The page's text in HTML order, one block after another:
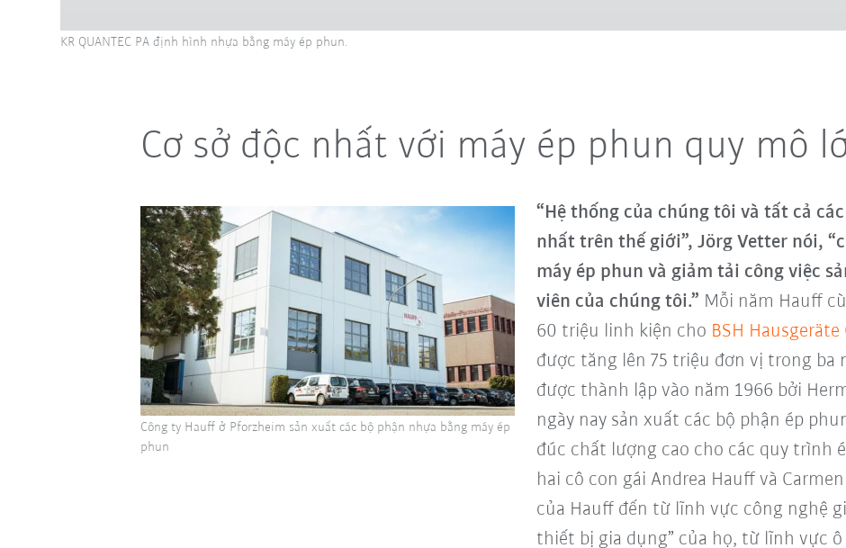
KR QUANTEC PA định hình nhựa bằng máy ép phun.
Cơ sở độc nhất với máy ép phun quy mô
“Hệ thống của chúng tôi và tất cả
nhất trên thế giới”, Jörg Vetter nói,
máy ép phun và giảm tải công việc
viên của chúng tôi.” Mỗi năm Hauff
60 triệu linh kiện cho BSH Hausgeräte
được tăng lên 75 triệu đơn vị trong ba
được thành lập vào năm 1966 bởi
ngày nay sản xuất các bộ phận ép
đúc chất lượng cao cho các quy trình
hai cô con gái Andrea Hauff và
của Hauff đến từ lĩnh vực công nghệ
thiết bị gia dụng” của họ, từ lĩnh vực
Công ty Hauff ở Pforzheim sản xuất các bộ phận nhựa bằng máy ép
phun